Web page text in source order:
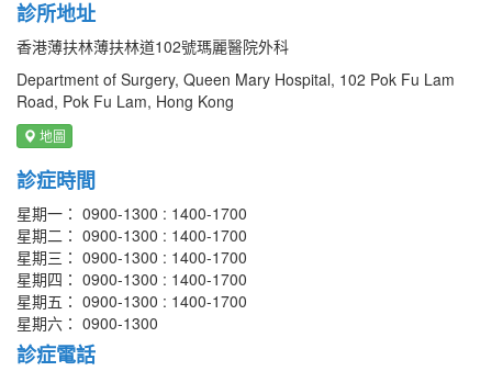
診所地址
香港薄扶林薄扶林道102號瑪麗醫院外科
Department of Surgery, Queen Mary Hospital, 102 Pok Fu Lam
Road, Pok Fu Lam, Hong Kong
地圖
診症時間
星期一： 0900-1300 : 1400-1700
星期二： 0900-1300 : 1400-1700
星期三： 0900-1300 : 1400-1700
星期四： 0900-1300 : 1400-1700
星期五： 0900-1300 : 1400-1700
星期六： 0900-1300
診症電話